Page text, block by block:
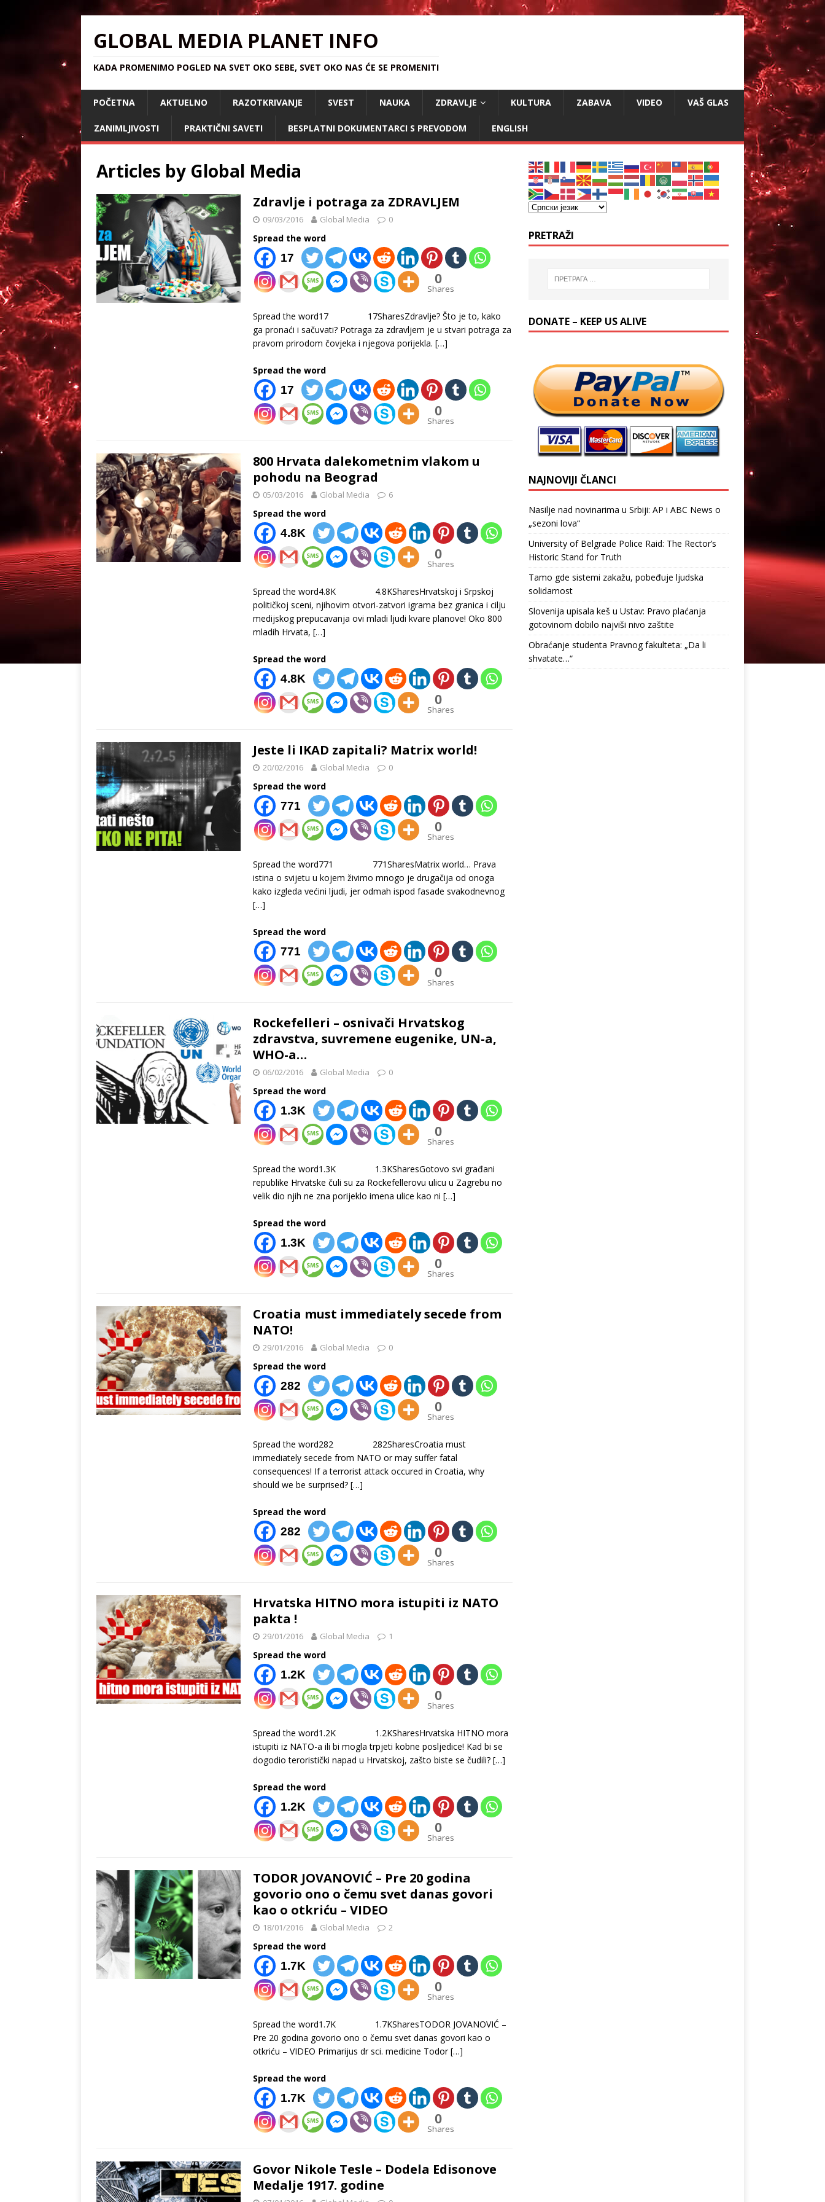
GLOBAL MEDIA PLANET INFO
KADA PROMENIMO POGLED NA SVET OKO SEBE, SVET OKO NAS ĆE SE PROMENITI
POČETNA AKTUELNO RAZOTKRIVANJE SVEST NAUKA ZDRAVLJE KULTURA ZABAVA VIDEO VAŠ GLAS
ZANIMLJIVOSTI PRAKTIČNI SAVETI BESPLATNI DOKUMENTARCI S PREVODOM ENGLISH
Articles by Global Media
Zdravlje i potraga za ZDRAVLJEM
09/03/2016 Global Media 0
Spread the word
17
0
Shares
Spread the word17 17SharesZdravlje? Što je to, kako
ga pronaći i sačuvati? Potraga za zdravljem je u stvari potraga za
pravom prirodom čovjeka i njegova porijekla. […]
Spread the word
17
0
Shares
800 Hrvata dalekometnim vlakom u
pohodu na Beograd
05/03/2016 Global Media 6
Spread the word
4.8K
0
Shares
Spread the word4.8K 4.8KSharesHrvatskoj i Srpskoj
političkoj sceni, njihovim otvori-zatvori igrama bez granica i cilju
medijskog prepucavanja ovi mladi ljudi kvare planove! Oko 800
mladih Hrvata, […]
Spread the word
4.8K
0
Shares
Jeste li IKAD zapitali? Matrix world!
20/02/2016 Global Media 0
Spread the word
771
0
Shares
Spread the word771 771SharesMatrix world… Prava
istina o svijetu u kojem živimo mnogo je drugačija od onoga
kako izgleda većini ljudi, jer odmah ispod fasade svakodnevnog
[…]
Spread the word
771
0
Shares
Rockefelleri – osnivači Hrvatskog
zdravstva, suvremene eugenike, UN-a,
WHO-a…
06/02/2016 Global Media 0
Spread the word
1.3K
0
Shares
Spread the word1.3K 1.3KSharesGotovo svi građani
republike Hrvatske čuli su za Rockefellerovu ulicu u Zagrebu no
velik dio njih ne zna porijeklo imena ulice kao ni […]
Spread the word
1.3K
0
Shares
Croatia must immediately secede from
NATO!
29/01/2016 Global Media 0
Spread the word
282
0
Shares
Spread the word282 282SharesCroatia must
immediately secede from NATO or may suffer fatal
consequences! If a terrorist attack occured in Croatia, why
should we be surprised? […]
Spread the word
282
0
Shares
Hrvatska HITNO mora istupiti iz NATO
pakta !
29/01/2016 Global Media 1
Spread the word
1.2K
0
Shares
Spread the word1.2K 1.2KSharesHrvatska HITNO mora
istupiti iz NATO-a ili bi mogla trpjeti kobne posljedice! Kad bi se
dogodio teroristički napad u Hrvatskoj, zašto biste se čudili? […]
Spread the word
1.2K
0
Shares
TODOR JOVANOVIĆ – Pre 20 godina
govorio ono o čemu svet danas govori
kao o otkriću – VIDEO
18/01/2016 Global Media 2
Spread the word
1.7K
0
Shares
Spread the word1.7K 1.7KSharesTODOR JOVANOVIĆ –
Pre 20 godina govorio ono o čemu svet danas govori kao o
otkriću – VIDEO Primarijus dr sci. medicine Todor[…]
Spread the word
1.7K
0
Shares
Govor Nikole Tesle – Dodela Edisonove
Medalje 1917. godine
PRETRAŽI
DONATE – KEEP US ALIVE
NAJNOVIJI ČLANCI
Nasilje nad novinarima u Srbiji: AP i ABC News o
„sezoni lova“
University of Belgrade Police Raid: The Rector’s
Historic Stand for Truth
Tamo gde sistemi zakažu, pobeđuje ljudska
solidarnost
Slovenija upisala keš u Ustav: Pravo plaćanja
gotovinom dobilo najviši nivo zaštite
Obraćanje studenta Pravnog fakulteta: „Da li
shvatate…“